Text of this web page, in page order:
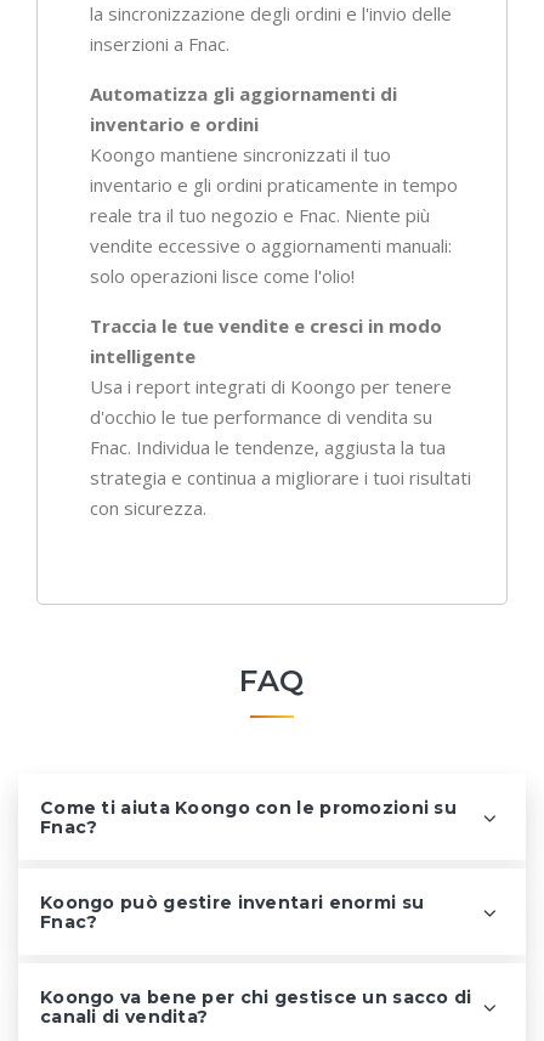
la sincronizzazione degli ordini e l'invio delle
inserzioni a Fnac.
Automatizza gli aggiornamenti di
inventario e ordini
Koongo mantiene sincronizzati il tuo
inventario e gli ordini praticamente in tempo
reale tra il tuo negozio e Fnac. Niente più
vendite eccessive o aggiornamenti manuali:
solo operazioni lisce come l'olio!
Traccia le tue vendite e cresci in modo
intelligente
Usa i report integrati di Koongo per tenere
d'occhio le tue performance di vendita su
Fnac. Individua le tendenze, aggiusta la tua
strategia e continua a migliorare i tuoi risultati
con sicurezza.
FAQ
Come ti aiuta Koongo con le promozioni su
Fnac?
Koongo può gestire inventari enormi su
Fnac?
Koongo va bene per chi gestisce un sacco di
canali di vendita?